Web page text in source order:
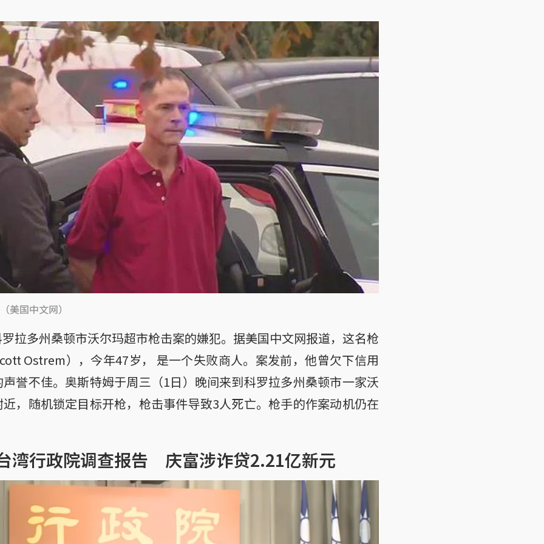
美国中文网）
拉多州桑顿市沃尔玛超市枪击案的嫌犯。据美国中文网报道，这名枪
Ostrem），今年47岁， 是一个失败商人。案发前，他曾欠下信用
誉不佳。奥斯特姆于周三（1日）晚间来到科罗拉多州桑顿市一家沃
，随机锁定目标开枪，枪击事件导致3人死亡。枪手的作案动机仍在
湾行政院调查报告 庆富涉诈贷2.21亿新元